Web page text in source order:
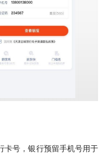
卡号，银行预留手机号用于